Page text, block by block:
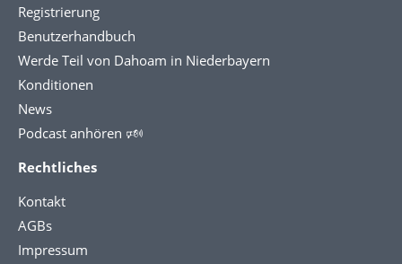
Registrierung
Benutzerhandbuch
Werde Teil von Dahoam in Niederbayern
Konditionen
News
Podcast anhören 🕬
Rechtliches
Kontakt
AGBs
Impressum